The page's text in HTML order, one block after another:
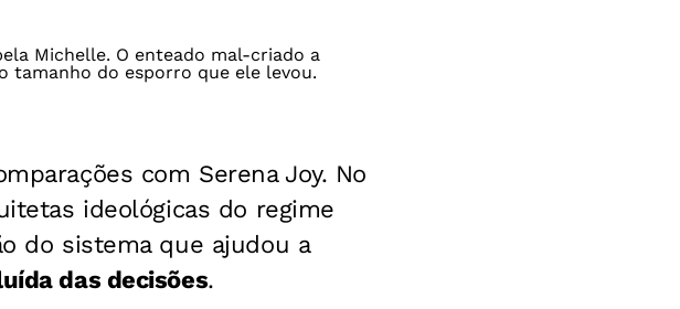
Michelle. O enteado mal-criado a
tamanho do esporro que ele levou.
com Serena Joy. No
ideológicas do regime
do sistema que ajudou a
das decisões.